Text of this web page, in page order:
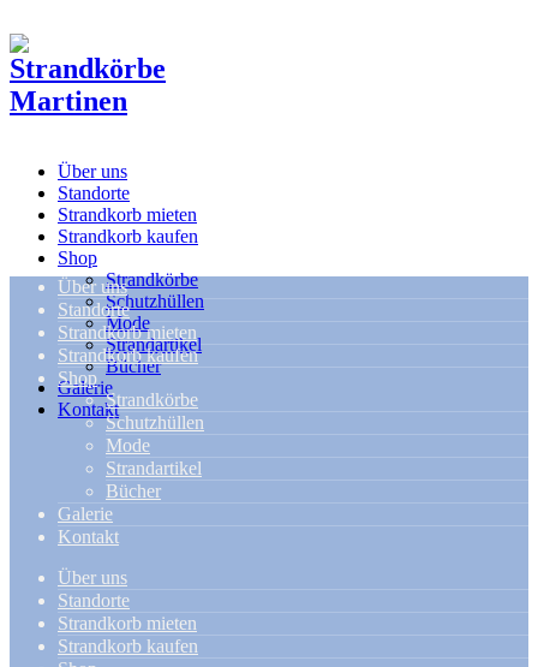
Über uns
Standorte
Strandkorb mieten
Strandkorb kaufen
Shop
Strandkörbe
Schutzhüllen
Mode
Strandartikel
Bücher
Galerie
Kontakt
Über uns
Standorte
Strandkorb mieten
Strandkorb kaufen
Shop
Strandkörbe
Schutzhüllen
Mode
Strandartikel
Bücher
Galerie
Kontakt
Über uns
Standorte
Strandkorb mieten
Strandkorb kaufen